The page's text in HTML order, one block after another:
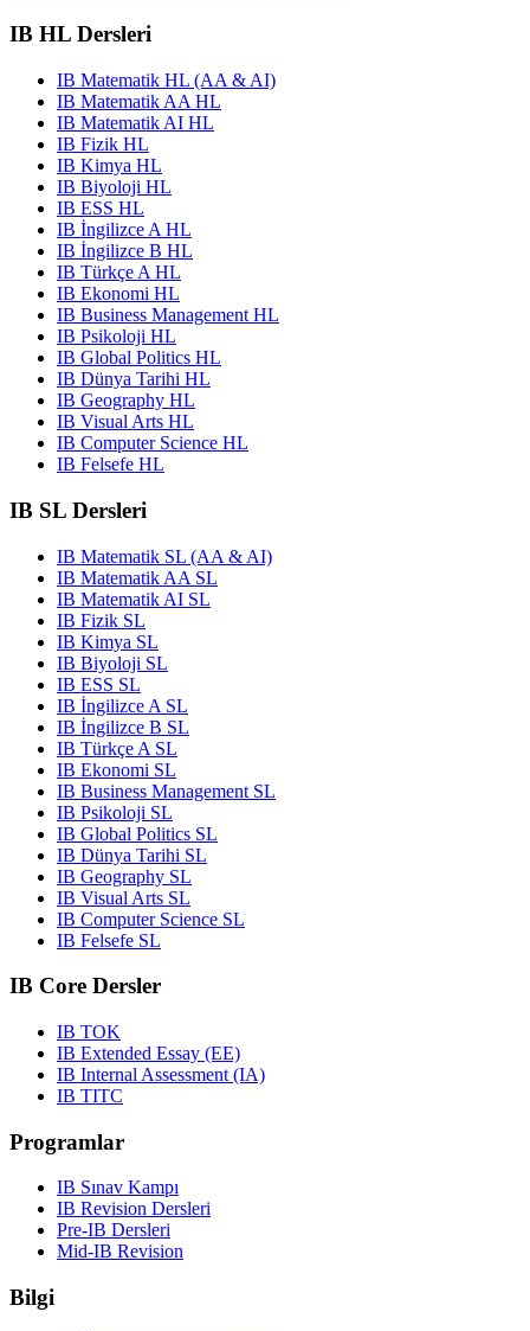
IB HL Dersleri
IB Matematik HL (AA & AI)
IB Matematik AA HL
IB Matematik AI HL
IB Fizik HL
IB Kimya HL
IB Biyoloji HL
IB ESS HL
IB İngilizce A HL
IB İngilizce B HL
IB Türkçe A HL
IB Ekonomi HL
IB Business Management HL
IB Psikoloji HL
IB Global Politics HL
IB Dünya Tarihi HL
IB Geography HL
IB Visual Arts HL
IB Computer Science HL
IB Felsefe HL
IB SL Dersleri
IB Matematik SL (AA & AI)
IB Matematik AA SL
IB Matematik AI SL
IB Fizik SL
IB Kimya SL
IB Biyoloji SL
IB ESS SL
IB İngilizce A SL
IB İngilizce B SL
IB Türkçe A SL
IB Ekonomi SL
IB Business Management SL
IB Psikoloji SL
IB Global Politics SL
IB Dünya Tarihi SL
IB Geography SL
IB Visual Arts SL
IB Computer Science SL
IB Felsefe SL
IB Core Dersler
IB TOK
IB Extended Essay (EE)
IB Internal Assessment (IA)
IB TITC
Programlar
IB Sınav Kampı
IB Revision Dersleri
Pre-IB Dersleri
Mid-IB Revision
Bilgi